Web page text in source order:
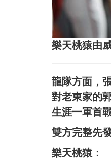
樂天桃猿由
龍隊方面，
對老東家的
生涯一軍首
雙方完整先
樂天桃猿：